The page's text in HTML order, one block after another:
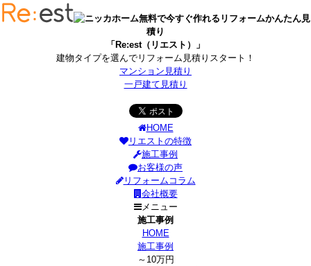
無料で今すぐ作れるリフォームかんたん見
積り
「Re:est（リエスト）」
建物タイプを選んでリフォーム見積りスタート！
マンション見積り
一戸建て見積り
HOME
リエストの特徴
施工事例
お客様の声
リフォームコラム
会社概要
メニュー
施工事例
HOME
施工事例
～10万円